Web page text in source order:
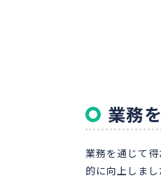
業務
業務を通じて
的に向上しま